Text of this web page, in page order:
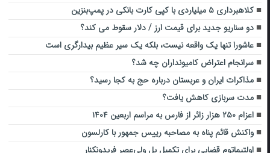
کلاهبرداری ۵ میلیاردی با کپی کارت‌ بانکی در پمپ‌بنزین
دو سناریو جدید برای قیمت ارز / دلار سقوط می کند؟
عاشورا تنها یک واقعه نیست، بلکه یک سیر عظیم بیدارگری است
سرانجام اعتراض کامیونداران چه شد؟
مذاکرات ایران و عربستان درباره حج به کجا رسید؟
مدت سربازی کاهش یافت؟
اعزام ۲۵۰ هزار زائر از فارس به مراسم اربعین ۱۴۰۴
واکنش قائم پناه به مصاحبه رییس جمهور با کارلسون
اولتیماتوم قضایی برای تکمیل پل ولی‌عصر فریدونکنار